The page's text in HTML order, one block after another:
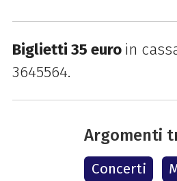
Biglietti 35 euro in
3645564.
Argomenti
Concerti